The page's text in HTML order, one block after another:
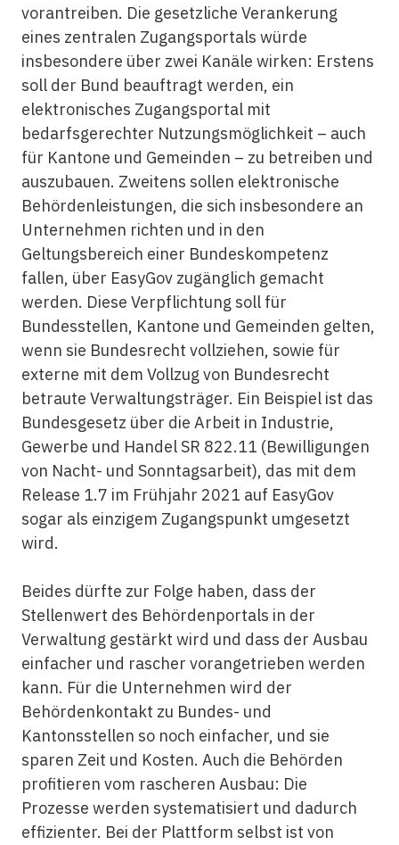
vorantreiben. Die gesetzliche Verankerung
eines zentralen Zugangsportals würde
insbesondere über zwei Kanäle wirken: Erstens
soll der Bund beauftragt werden, ein
elektronisches Zugangsportal mit
bedarfsgerechter Nutzungsmöglichkeit – auch
für Kantone und Gemeinden – zu betreiben und
auszubauen. Zweitens sollen elektronische
Behördenleistungen, die sich insbesondere an
Unternehmen richten und in den
Geltungsbereich einer Bundeskompetenz
fallen, über EasyGov zugänglich gemacht
werden. Diese Verpflichtung soll für
Bundesstellen, Kantone und Gemeinden gelten,
wenn sie Bundesrecht vollziehen, sowie für
externe mit dem Vollzug von Bundesrecht
betraute Verwaltungsträger. Ein Beispiel ist das
Bundesgesetz über die Arbeit in Industrie,
Gewerbe und Handel SR 822.11 (Bewilligungen
von Nacht- und Sonntagsarbeit), das mit dem
Release 1.7 im Frühjahr 2021 auf EasyGov
sogar als einzigem Zugangspunkt umgesetzt
wird.
Beides dürfte zur Folge haben, dass der
Stellenwert des Behördenportals in der
Verwaltung gestärkt wird und dass der Ausbau
einfacher und rascher vorangetrieben werden
kann. Für die Unternehmen wird der
Behördenkontakt zu Bundes- und
Kantonsstellen so noch einfacher, und sie
sparen Zeit und Kosten. Auch die Behörden
profitieren vom rascheren Ausbau: Die
Prozesse werden systematisiert und dadurch
effizienter. Bei der Plattform selbst ist von